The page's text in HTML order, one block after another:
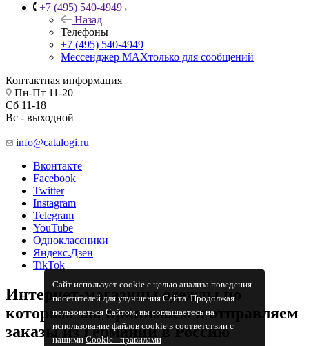
Сайт использует cookie с целью анализа поведения
посетителей для улучшения Сайта. Продолжая
пользоваться Сайтом, вы соглашаетесь на
использование файлов cookie в соответствии с
нашимиCookiе - правилами
+7 (495) 540-4949
Назад
Телефоны
+7 (495) 540-4949
Мессенджер МАХтолько для сообщений
Контактная информация
Пн-Пт 11-20
Сб 11-18
Вс - выходной
info@catalogi.ru
Вконтакте
Facebook
Twitter
Instagram
Telegram
YouTube
Одноклассники
Яндекс.Дзен
TikTok
Интернет-магазины одежды по
которым мы принимаем и отправляем
заказы из Германии в Россию